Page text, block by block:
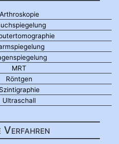
Arthroskopie
MRT
Röntgen
Szintigraphie
Ultraschall
Verfahren